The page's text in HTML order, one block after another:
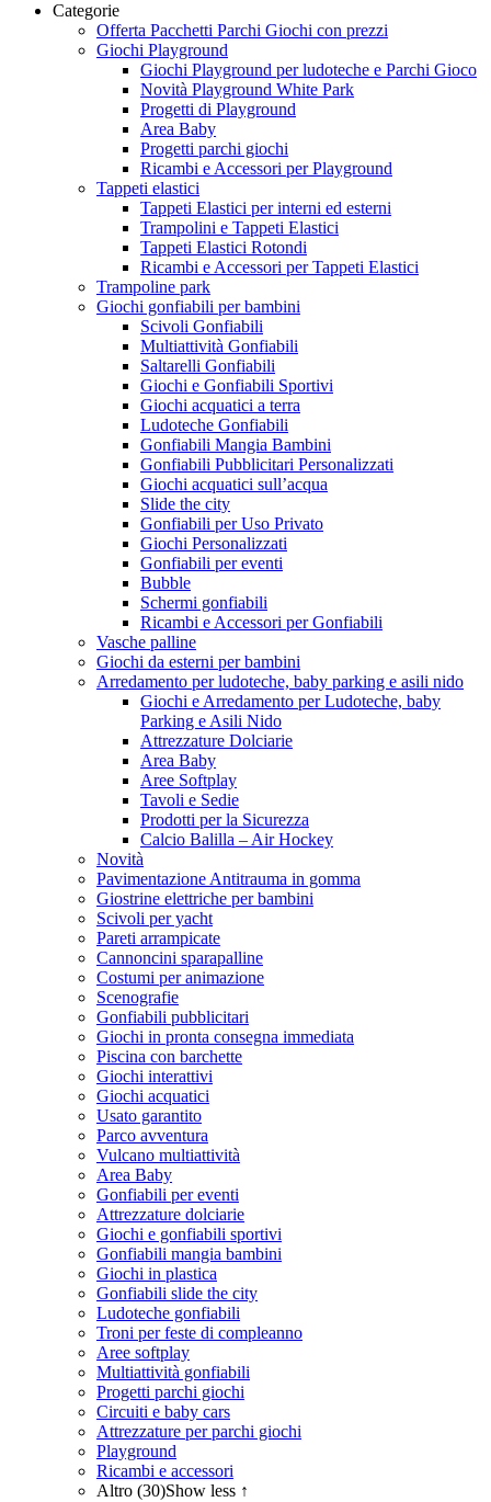
Categorie
Offerta Pacchetti Parchi Giochi con prezzi
Giochi Playground
Giochi Playground per ludoteche e Parchi Gioco
Novità Playground White Park
Progetti di Playground
Area Baby
Progetti parchi giochi
Ricambi e Accessori per Playground
Tappeti elastici
Tappeti Elastici per interni ed esterni
Trampolini e Tappeti Elastici
Tappeti Elastici Rotondi
Ricambi e Accessori per Tappeti Elastici
Trampoline park
Giochi gonfiabili per bambini
Scivoli Gonfiabili
Multiattività Gonfiabili
Saltarelli Gonfiabili
Giochi e Gonfiabili Sportivi
Giochi acquatici a terra
Ludoteche Gonfiabili
Gonfiabili Mangia Bambini
Gonfiabili Pubblicitari Personalizzati
Giochi acquatici sull’acqua
Slide the city
Gonfiabili per Uso Privato
Giochi Personalizzati
Gonfiabili per eventi
Bubble
Schermi gonfiabili
Ricambi e Accessori per Gonfiabili
Vasche palline
Giochi da esterni per bambini
Arredamento per ludoteche, baby parking e asili nido
Giochi e Arredamento per Ludoteche, baby
Parking e Asili Nido
Attrezzature Dolciarie
Area Baby
Aree Softplay
Tavoli e Sedie
Prodotti per la Sicurezza
Calcio Balilla – Air Hockey
Novità
Pavimentazione Antitrauma in gomma
Giostrine elettriche per bambini
Scivoli per yacht
Pareti arrampicate
Cannoncini sparapalline
Costumi per animazione
Scenografie
Gonfiabili pubblicitari
Giochi in pronta consegna immediata
Piscina con barchette
Giochi interattivi
Giochi acquatici
Usato garantito
Parco avventura
Vulcano multiattività
Area Baby
Gonfiabili per eventi
Attrezzature dolciarie
Giochi e gonfiabili sportivi
Gonfiabili mangia bambini
Giochi in plastica
Gonfiabili slide the city
Ludoteche gonfiabili
Troni per feste di compleanno
Aree softplay
Multiattività gonfiabili
Progetti parchi giochi
Circuiti e baby cars
Attrezzature per parchi giochi
Playground
Ricambi e accessori
Altro (30)Show less ↑